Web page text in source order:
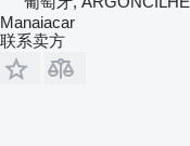
Manaiacar
联系卖方